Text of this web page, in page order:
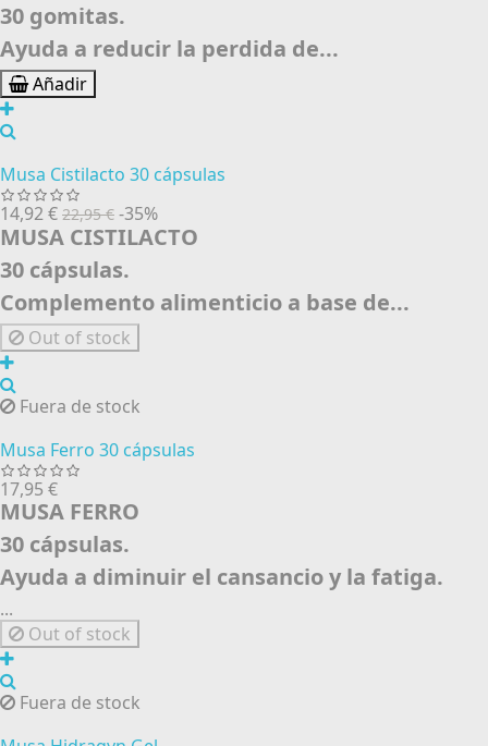
30 gomitas.
Ayuda a reducir la perdida de...
Añadir
Musa Cistilacto 30 cápsulas
14,92 € 22,95 € -35%
MUSA CISTILACTO
30 cápsulas.
Complemento alimenticio a base de...
Out of stock
Fuera de stock
Musa Ferro 30 cápsulas
17,95 €
MUSA FERRO
30 cápsulas.
Ayuda a diminuir el cansancio y la fatiga.
...
Out of stock
Fuera de stock